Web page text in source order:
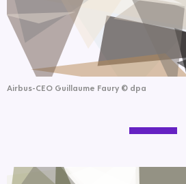
Airbus-CEO Guillaume Faury © dpa